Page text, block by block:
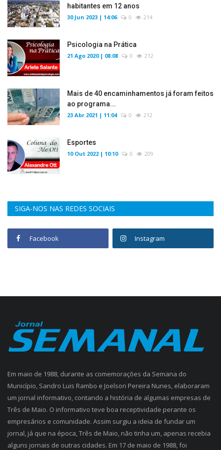
habitantes em 12 anos
30 Jun 2023 | 14:06 0 214
Psicologia na Prática
21 Ago 2020 | 08:08 0 212
Mais de 40 encaminhamentos já foram feitos
ao programa...
23 Abr 2021 | 11:04 0 212
Esportes
10 Out 2022 | 10:10 0 209
SIGA-NOS NAS REDES SOCIAIS
Facebook Instagram
Em maio de 1988, durante as comemorações da Semana do
Município, Sandro Luis Rambo e Joelson Pereira Nunes, elaboraram
um jornal informativo, contando a história de algumas empresas de
Três de Maio. O informativo teve boa receptividade perante os
empresários e comunidade. Assim surgiu a ideia de fundar um
jornal, já que na época, Três de Maio, não tinha um, apenas recebia
alguns jornais de outras cidades. Em 17 de maio de 1988, foi